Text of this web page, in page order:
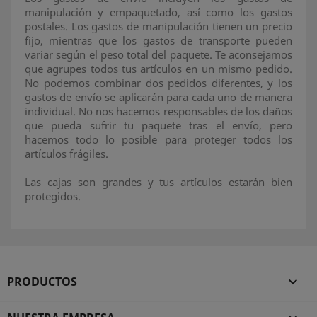
manipulación y empaquetado, así como los gastos
postales. Los gastos de manipulación tienen un precio
fijo, mientras que los gastos de transporte pueden
variar según el peso total del paquete. Te aconsejamos
que agrupes todos tus artículos en un mismo pedido.
No podemos combinar dos pedidos diferentes, y los
gastos de envío se aplicarán para cada uno de manera
individual. No nos hacemos responsables de los daños
que pueda sufrir tu paquete tras el envío, pero
hacemos todo lo posible para proteger todos los
artículos frágiles.
Las cajas son grandes y tus artículos estarán bien
protegidos.
PRODUCTOS 